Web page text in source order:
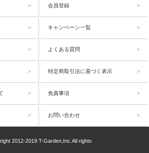
会員登録
キャンペーン一覧
よくある質問
特定商取引法に基づく表示
免責事項
お問い合わせ
2012-2019 T-Garden,Inc.All rights